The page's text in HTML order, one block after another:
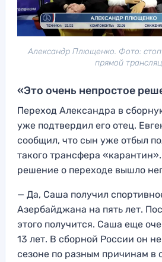
Александр Плющенко. Фото:
прямой
«Это очень непростое
Переход Александра в
уже подтвердил его отец.
сообщил, что сын уже отбыл
такого трансфера
решение о переходе вышло
— Да, Саша получил
Азербайджана на пять лет.
этого получится. Саша еще
13 лет. В сборной России он
сезоне по разным причинам в